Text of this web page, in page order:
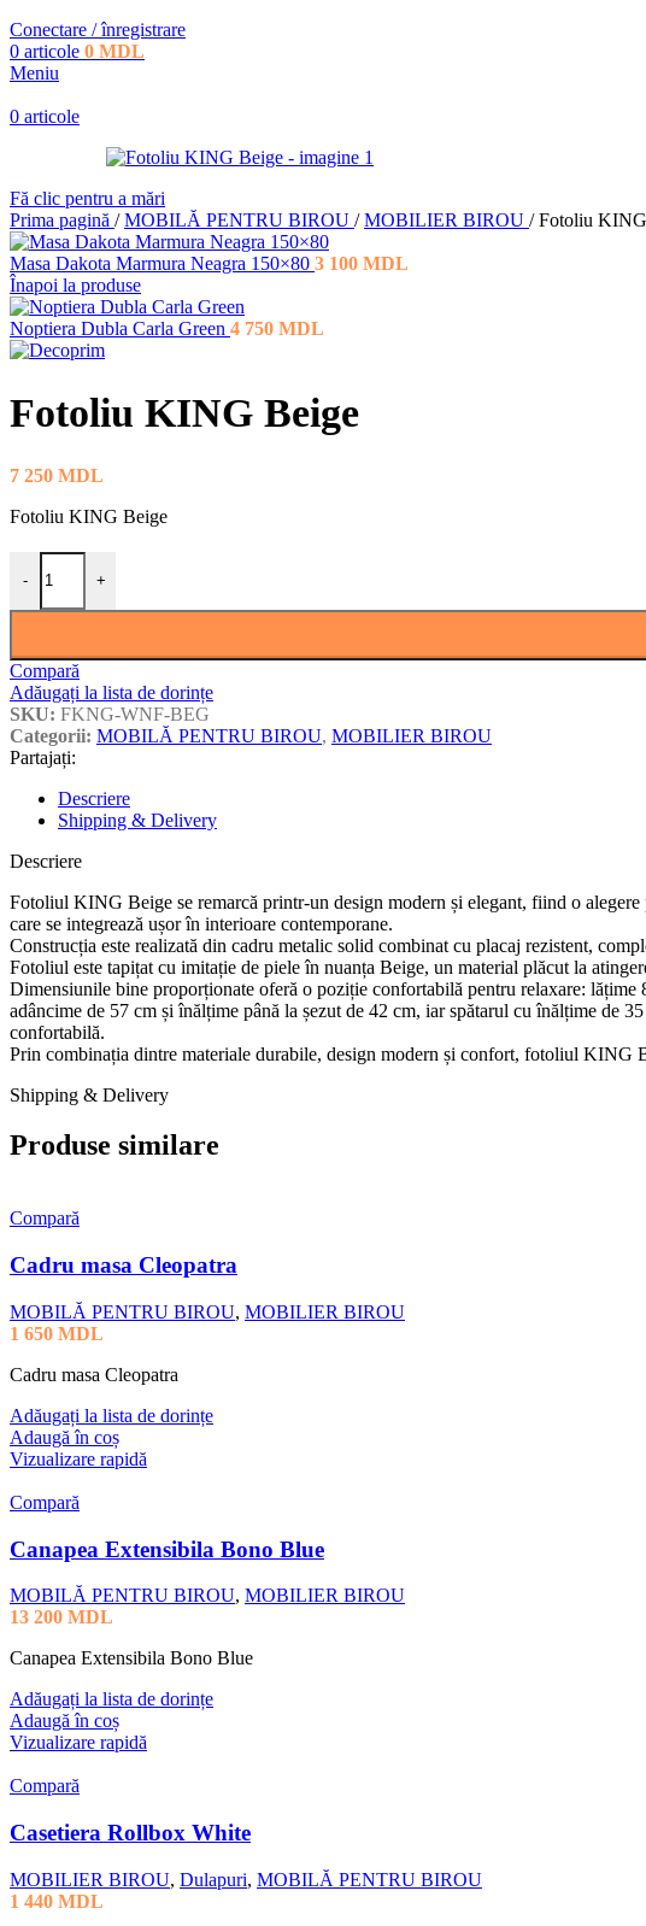
Conectare / înregistrare
0 articole 0 MDL
Meniu
0 articole
Fă clic pentru a mări
Prima pagină / MOBILĂ PENTRU BIROU / MOBILIER BIROU / Fotoliu
Masa Dakota Marmura Neagra 150×80 3 100 MDL
Înapoi la produse
Noptiera Dubla Carla Green 4 750 MDL
Fotoliu KING Beige
7 250 MDL
Fotoliu KING Beige
-
Cantitate Fotoliu KING Beige
+
Compară
Adăugați la lista de dorințe
SKU: FKNG-WNF-BEG
Categorii: MOBILĂ PENTRU BIROU, MOBILIER BIROU
Partajați:
Descriere
Shipping & Delivery
Descriere
Fotoliul KING Beige se remarcă printr-un design modern și elegant, fiind o
care se integrează ușor în interioare contemporane.
Construcția este realizată din cadru metalic solid combinat cu placaj rezistent,
Fotoliul este tapițat cu imitație de piele în nuanța Beige, un material plăcut la
Dimensiunile bine proporționate oferă o poziție confortabilă pentru relaxare:
adâncime de 57 cm și înălțime până la șezut de 42 cm, iar spătarul cu înălțime de
confortabilă.
Prin combinația dintre materiale durabile, design modern și confort, fotoliul KING
Shipping & Delivery
Produse similare
Compară
Cadru masa Cleopatra
MOBILĂ PENTRU BIROU, MOBILIER BIROU
1 650 MDL
Cadru masa Cleopatra
Adăugați la lista de dorințe
Adaugă în coș
Vizualizare rapidă
Compară
Canapea Extensibila Bono Blue
MOBILĂ PENTRU BIROU, MOBILIER BIROU
13 200 MDL
Canapea Extensibila Bono Blue
Adăugați la lista de dorințe
Adaugă în coș
Vizualizare rapidă
Compară
Casetiera Rollbox White
MOBILIER BIROU, Dulapuri, MOBILĂ PENTRU BIROU
1 440 MDL